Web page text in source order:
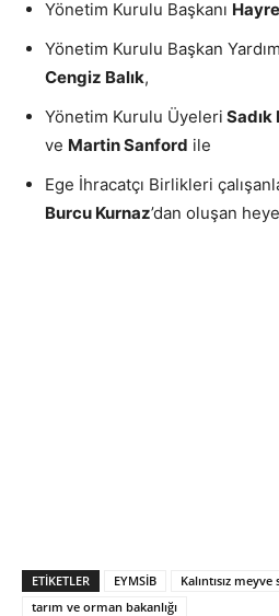
Yönetim Kurulu Başkanı
Yönetim Kurulu Başkan
Cengiz Balık,
Yönetim Kurulu Üyeleri
ve Martin Sanford ile
Ege İhracatçı Birlikleri
Burcu Kurnaz’dan oluşan
ETIKETLER EYMSİB
Kalıntısız meyve
tarım ve orman bakanlığı